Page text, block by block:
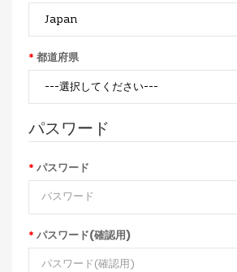
都道府県
パスワード
パスワード
パスワード(確認用)